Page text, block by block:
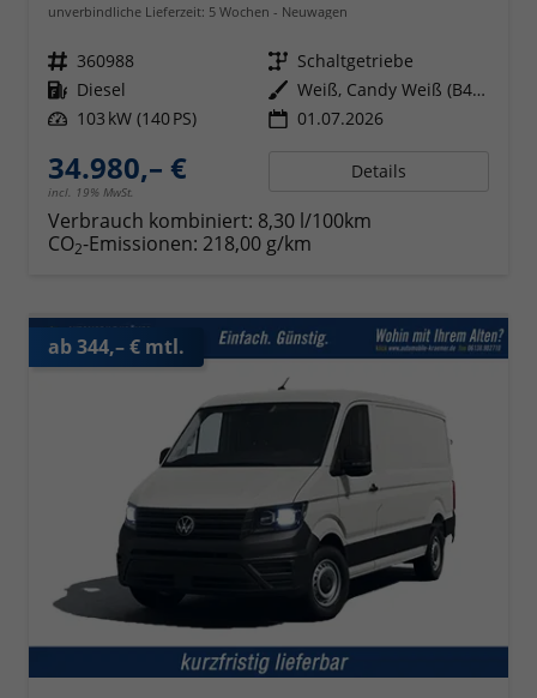
unverbindliche Lieferzeit: 5 Wochen Neuwagen
Fahrzeugnr. 360988 Getriebe Schaltgetriebe
Kraftstoff Diesel Außenfarbe
Weiß, Candy Weiß (B4B4)
Leistung 103 kW (140 PS) 01.07.2026
34.980,– €
incl. 19% MwSt.
Details
Verbrauch kombiniert: 8,30 l/100km
CO2-Emissionen: 218,00 g/km
ab 344,– € mtl.